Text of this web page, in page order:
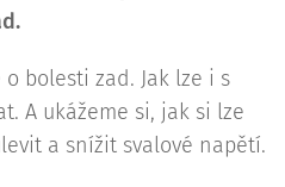
bolesti zad. Jak lze i s
A ukážeme si, jak si lze
a snížit svalové napětí.